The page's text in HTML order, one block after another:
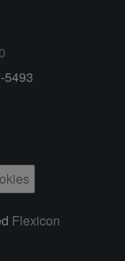
5493
Flexicon